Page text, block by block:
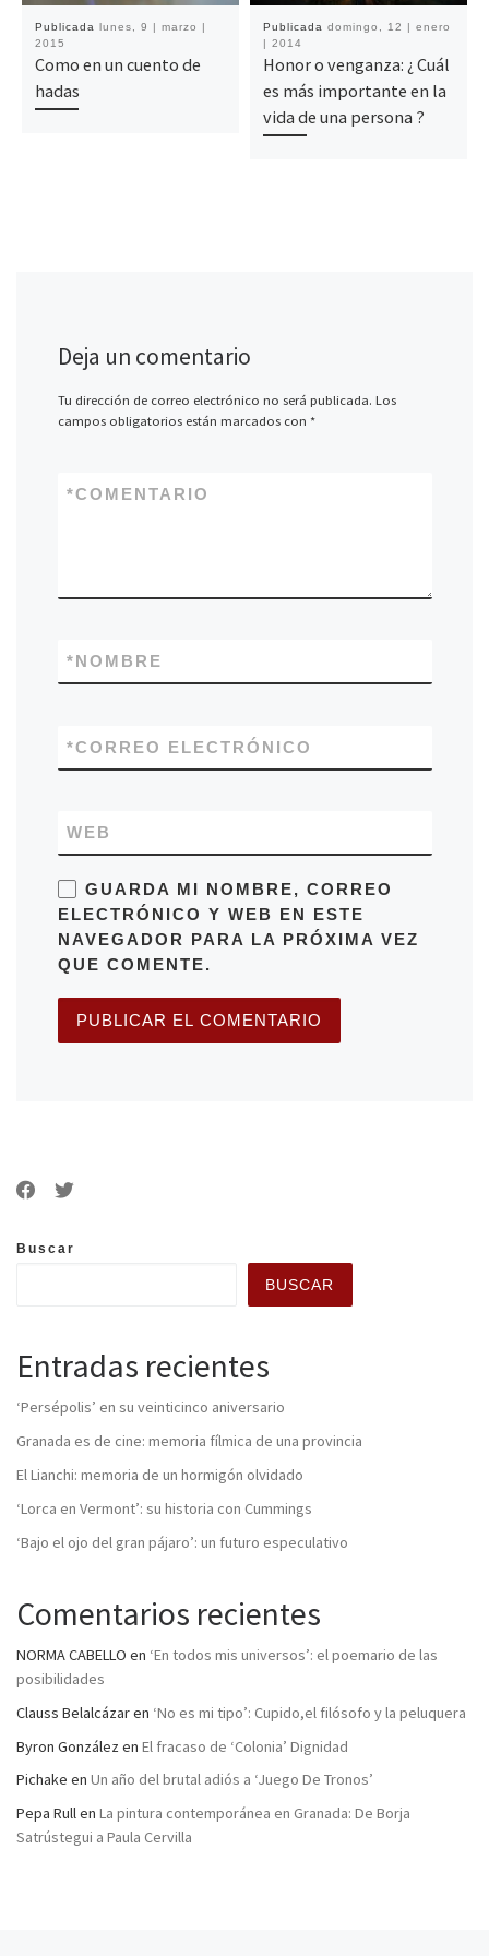
Publicada lunes, 9 | marzo |
2015
Como en un cuento de
hadas
Publicada domingo, 12 | enero
| 2014
Honor o venganza: ¿ Cuál
es más importante en la
vida de una persona ?
Deja un comentario
Tu dirección de correo electrónico no será publicada. Los
campos obligatorios están marcados con *
COMENTARIO
*
NOMBRE
*
CORREO ELECTRÓNICO
*
WEB
GUARDA MI NOMBRE, CORREO
ELECTRÓNICO Y WEB EN ESTE
NAVEGADOR PARA LA PRÓXIMA VEZ
QUE COMENTE.
Buscar
BUSCAR
Entradas recientes
‘Persépolis’ en su veinticinco aniversario
Granada es de cine: memoria fílmica de una provincia
El Lianchi: memoria de un hormigón olvidado
‘Lorca en Vermont’: su historia con Cummings
‘Bajo el ojo del gran pájaro’: un futuro especulativo
Comentarios recientes
NORMA CABELLO en ‘En todos mis universos’: el poemario de las
posibilidades
Clauss Belalcázaren ‘No es mi tipo’: Cupido,el filósofo y la peluquera
Byron González en El fracaso de ‘Colonia’ Dignidad
Pichake en Un año del brutal adiós a ‘Juego De Tronos’
Pepa Rullen La pintura contemporánea en Granada: De Borja
Satrústegui a Paula Cervilla